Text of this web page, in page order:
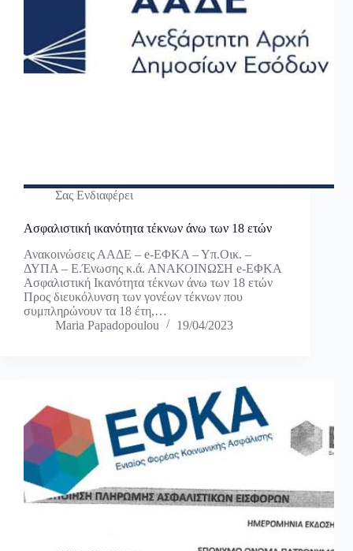
Σας Ενδιαφέρει
Ασφαλιστική ικανότητα τέκνων άνω των 18 ετών
Ανακοινώσεις ΑΑΔΕ – e-ΕΦΚΑ – Υπ.Οικ. –
ΔΥΠΑ – Ε.Ένωσης κ.ά. ΑΝΑΚΟΙΝΩΣΗ e-ΕΦΚΑ
Ασφαλιστική Ικανότητα τέκνων άνω των 18 ετών
Προς διευκόλυνση των γονέων τέκνων που
συμπληρώνουν τα 18 έτη,…
Maria Papadopoulou
19/04/2023